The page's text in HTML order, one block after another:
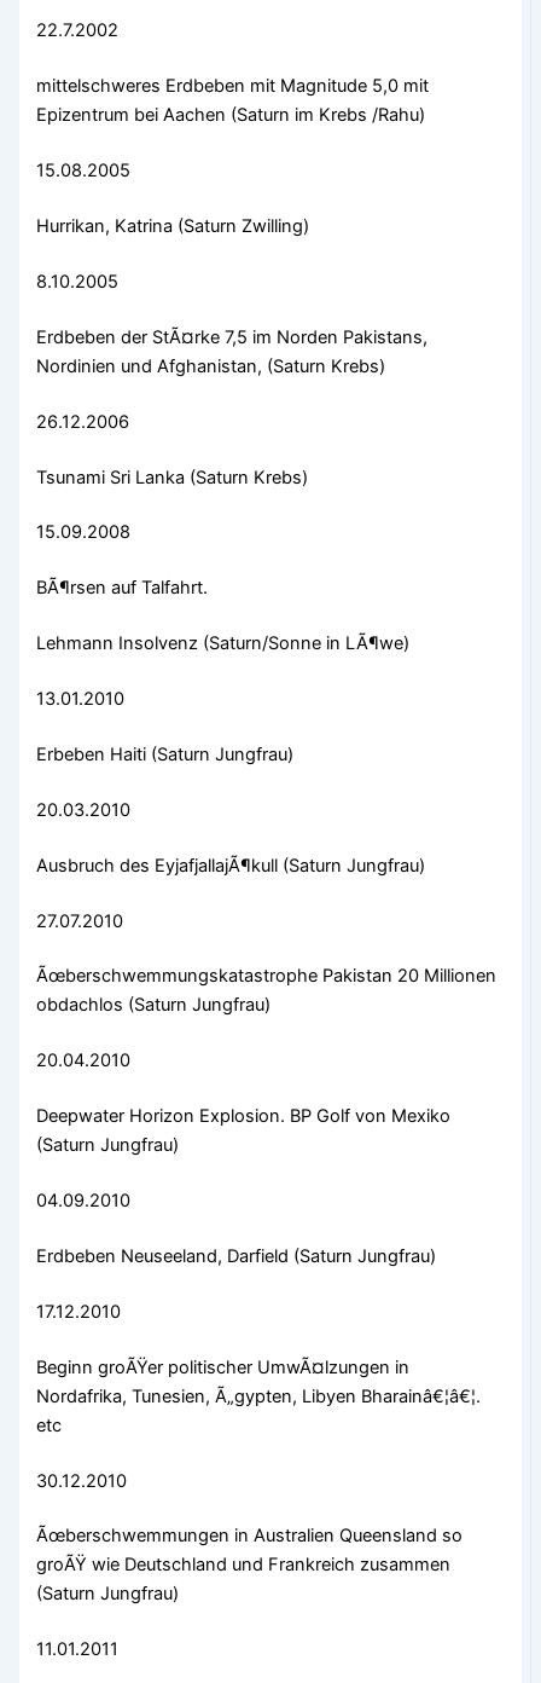
22.7.2002
mittelschweres Erdbeben mit Magnitude 5,0 mit
Epizentrum bei Aachen (Saturn im Krebs /Rahu)
15.08.2005
Hurrikan, Katrina (Saturn Zwilling)
8.10.2005
Erdbeben der StÃ¤rke 7,5 im Norden Pakistans,
Nordinien und Afghanistan, (Saturn Krebs)
26.12.2006
Tsunami Sri Lanka (Saturn Krebs)
15.09.2008
BÃ¶rsen auf Talfahrt.
Lehmann Insolvenz (Saturn/Sonne in LÃ¶we)
13.01.2010
Erbeben Haiti (Saturn Jungfrau)
20.03.2010
Ausbruch des EyjafjallajÃ¶kull (Saturn Jungfrau)
27.07.2010
Ãœberschwemmungskatastrophe Pakistan 20 Millionen
obdachlos (Saturn Jungfrau)
20.04.2010
Deepwater Horizon Explosion. BP Golf von Mexiko
(Saturn Jungfrau)
04.09.2010
Erdbeben Neuseeland, Darfield (Saturn Jungfrau)
17.12.2010
Beginn groÃŸer politischer UmwÃ¤lzungen in
Nordafrika, Tunesien, Ã„gypten, Libyen Bharainâ€¦â€¦.
etc
30.12.2010
Ãœberschwemmungen in Australien Queensland so
groÃŸ wie Deutschland und Frankreich zusammen
(Saturn Jungfrau)
11.01.2011